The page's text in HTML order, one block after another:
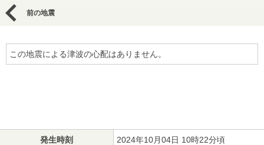
前の地震
この地震による津波の心配はありません。
発生時刻 2024年10月04日 10時22分頃